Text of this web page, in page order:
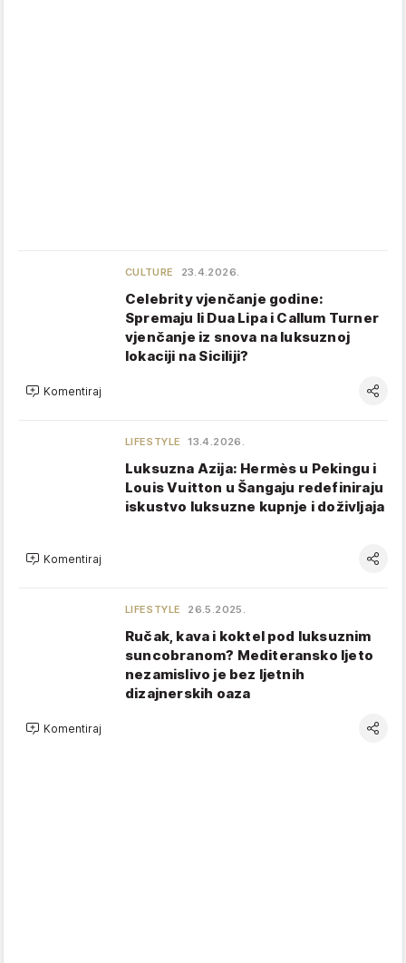
CULTURE 23.4.2026.
Celebrity vjenčanje godine:
Spremaju li Dua Lipa i Callum Turner
vjenčanje iz snova na luksuznoj
lokaciji na Siciliji?
Komentiraj
LIFESTYLE 13.4.2026.
Luksuzna Azija: Hermès u Pekingu i
Louis Vuitton u Šangaju redefiniraju
iskustvo luksuzne kupnje i doživljaja
Komentiraj
LIFESTYLE 26.5.2025.
Ručak, kava i koktel pod luksuznim
suncobranom? Mediteransko ljeto
nezamislivo je bez ljetnih
dizajnerskih oaza
Komentiraj